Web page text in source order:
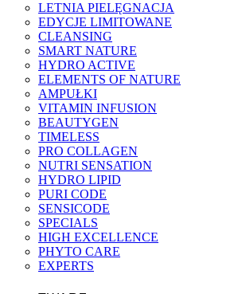
LETNIA PIELĘGNACJA
EDYCJE LIMITOWANE
CLEANSING
SMART NATURE
HYDRO ACTIVE
ELEMENTS OF NATURE
AMPUŁKI
VITAMIN INFUSION
BEAUTYGEN
TIMELESS
PRO COLLAGEN
NUTRI SENSATION
HYDRO LIPID
PURI CODE
SENSICODE
SPECIALS
HIGH EXCELLENCE
PHYTO CARE
EXPERTS